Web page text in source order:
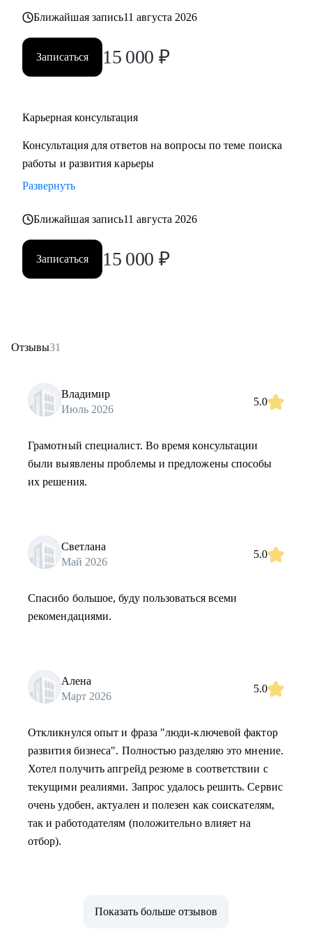
также замотивировать на движение к желаемой цели.
Ближайшая запись11 августа 2026
Записаться 15 000 ₽
Карьерная консультация
Консультация для ответов на вопросы по теме поиска
работы и развития карьеры
Развернуть
Ближайшая запись11 августа 2026
Записаться 15 000 ₽
Отзывы31
Владимир
Июль 2026
5.0
Грамотный специалист. Во время консультации
были выявлены проблемы и предложены способы
их решения.
Светлана
Май 2026
5.0
Спасибо большое, буду пользоваться всеми
рекомендациями.
Алена
Март 2026
5.0
Откликнулся опыт и фраза "люди-ключевой фактор
развития бизнеса". Полностью разделяю это мнение.
Хотел получить апгрейд резюме в соответствии с
текущими реалиями. Запрос удалось решить. Сервис
очень удобен, актуален и полезен как соискателям,
так и работодателям (положительно влияет на
отбор).
Показать больше отзывов